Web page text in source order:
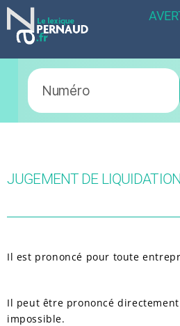
JUGEMENT DE
Il est prononcé pour toute
Il peut être prononcé
impossible.